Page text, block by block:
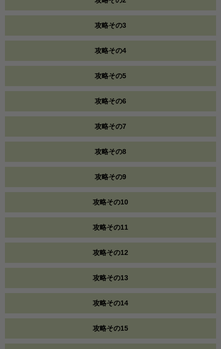
攻略その3
攻略その4
攻略その5
攻略その6
攻略その7
攻略その8
攻略その9
攻略その10
攻略その11
攻略その12
攻略その13
攻略その14
攻略その15